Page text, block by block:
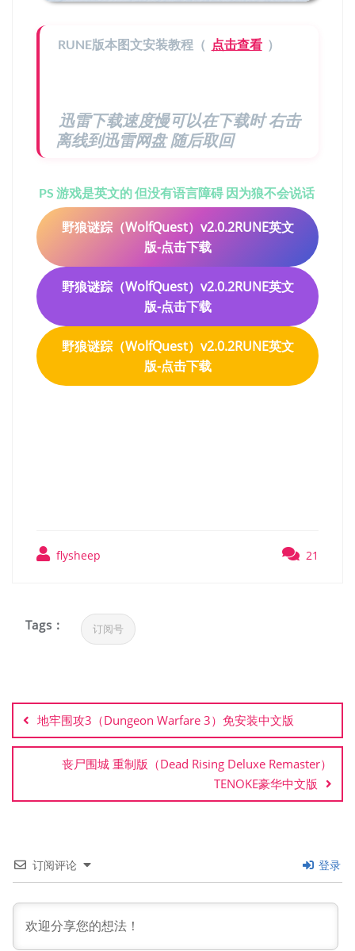
RUNE版本图文安装教程（ 点击查看 ）
迅雷下载速度慢可以在下载时 右击
离线到迅雷网盘 随后取回
PS 游戏是英文的 但没有语言障碍 因为狼不会说话
野狼谜踪（WolfQuest）v2.0.2RUNE英文
版-点击下载
野狼谜踪（WolfQuest）v2.0.2RUNE英文
版-点击下载
野狼谜踪（WolfQuest）v2.0.2RUNE英文
版-点击下载
flysheep 21
Tags : 订阅号
章
导
航
地牢围攻3（Dungeon Warfare 3）免安装中文版
丧尸围城 重制版（Dead Rising Deluxe Remaster）
TENOKE豪华中文版
订阅评论 登录